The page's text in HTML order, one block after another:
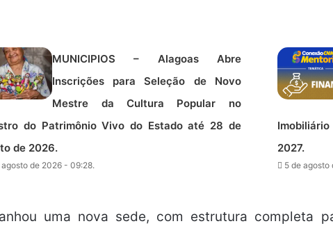
MUNICIPIOS – Alagoas Abre
Inscrições para Seleção de Novo
Mestre da Cultura Popular no
do Patrimônio Vivo do Estado até 28 de
de 2026.
agosto de 2026 - 09:28.
2027.
5 de agosto
uma nova sede, com estrutura completa